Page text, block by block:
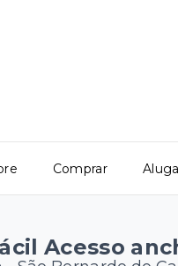
Comprar
Acesso